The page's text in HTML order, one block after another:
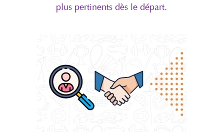
plus pertinents dès le départ.